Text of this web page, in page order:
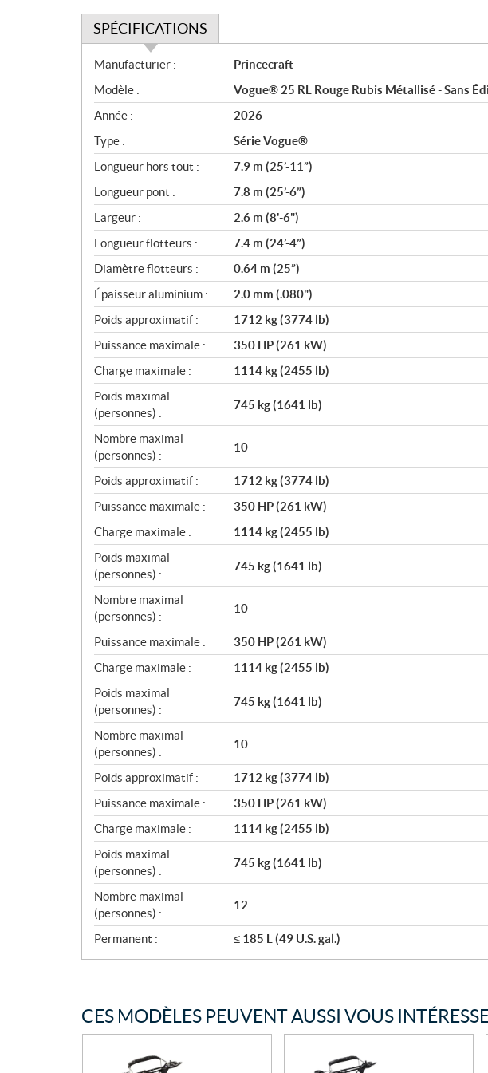
SPÉCIFICATIONS
S
p
é
c
i
f
i
c
a
t
i
o
n
s
Manufacturier :
Princecraft
Modèle :
Vogue® 25 RL Rouge Rubis Métallisé - Sans
Année :
2026
Type :
Série Vogue®
Longueur hors tout :
7.9 m (25’-11”)
Longueur pont :
7.8 m (25’-6”)
Largeur :
2.6 m (8'-6")
Longueur flotteurs :
7.4 m (24’-4”)
Diamètre flotteurs :
0.64 m (25”)
Épaisseur aluminium :
2.0 mm (.080")
Poids approximatif :
1712 kg (3774 lb)
Puissance maximale :
350 HP (261 kW)
Charge maximale :
1114 kg (2455 lb)
Poids maximal
(personnes) :
745 kg (1641 lb)
Nombre maximal
(personnes) :
10
Poids approximatif :
1712 kg (3774 lb)
Puissance maximale :
350 HP (261 kW)
Charge maximale :
1114 kg (2455 lb)
Poids maximal
(personnes) :
745 kg (1641 lb)
Nombre maximal
(personnes) :
10
Puissance maximale :
350 HP (261 kW)
Charge maximale :
1114 kg (2455 lb)
Poids maximal
(personnes) :
745 kg (1641 lb)
Nombre maximal
(personnes) :
10
Poids approximatif :
1712 kg (3774 lb)
Puissance maximale :
350 HP (261 kW)
Charge maximale :
1114 kg (2455 lb)
Poids maximal
(personnes) :
745 kg (1641 lb)
Nombre maximal
(personnes) :
12
Permanent : ≤ 185 L (49 U.S. gal.)
CES MODÈLES PEUVENT AUSSI VOUS